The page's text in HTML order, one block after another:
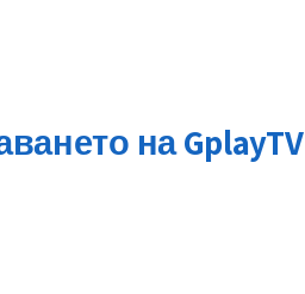
на GplayTV